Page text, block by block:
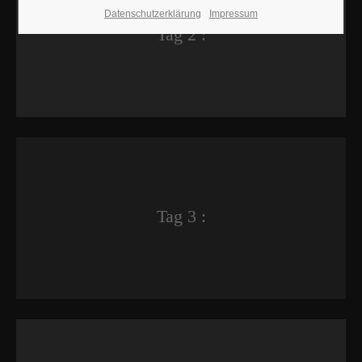
Tag 2 :
Tag 3 :
Datenschutzerklärung Impressum